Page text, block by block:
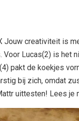
Jouw creativiteit is
Voor Lucas(2) is het
pakt de koekjes
bij zich, omdat
uittesten! Lees je